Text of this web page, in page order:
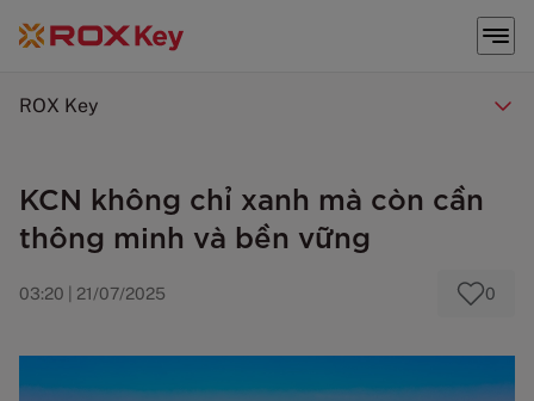
ROX Key
KCN không chỉ xanh mà còn cần
thông minh và bền vững
03:20 | 21/07/2025 0